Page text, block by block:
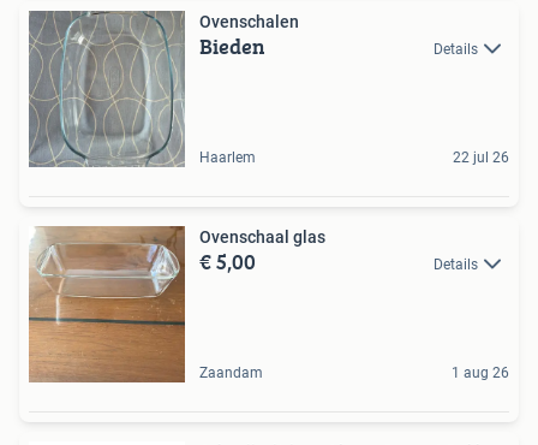
Ovenschalen
Bieden Details
Haarlem 22 jul 26
Ovenschaal glas
€ 5,00 Details
Zaandam 1 aug 26